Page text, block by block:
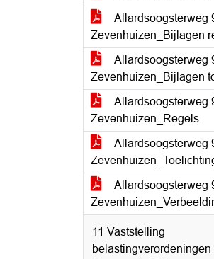
Allardsoogsterweg
Zevenhuizen_Bijlagen
Allardsoogsterweg
Zevenhuizen_Bijlagen
Allardsoogsterweg
Zevenhuizen_Regels
Allardsoogsterweg
Allardsoogsterweg
11 Vaststelling
belastingverordeningen